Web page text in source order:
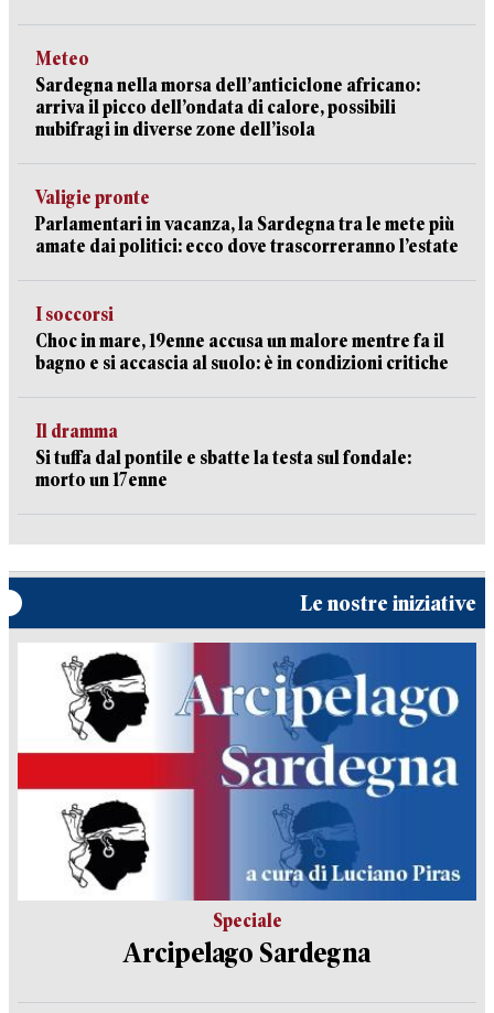
Meteo
Sardegna nella morsa dell’anticiclone africano:
arriva il picco dell’ondata di calore, possibili
nubifragi in diverse zone dell’isola
Valigie pronte
Parlamentari in vacanza, la Sardegna tra le mete più
amate dai politici: ecco dove trascorreranno l’estate
I soccorsi
Choc in mare, 19enne accusa un malore mentre fa il
bagno e si accascia al suolo: è in condizioni critiche
Il dramma
Si tuffa dal pontile e sbatte la testa sul fondale:
morto un 17enne
Le nostre iniziative
Speciale
Arcipelago Sardegna